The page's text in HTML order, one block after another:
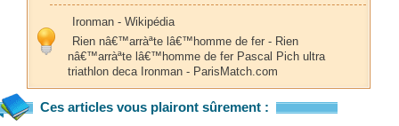
Ironman - Wikipédia
Rien nâ€™arràªte lâ€™homme de fer - Rien
nâ€™arràªte lâ€™homme de fer Pascal Pich ultra
triathlon deca Ironman - ParisMatch.com
Ces articles vous plairont sûrement :